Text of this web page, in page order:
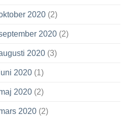
2020 (2)
2020 (2)
2020 (3)
2020 (1)
2020 (2)
2020 (2)